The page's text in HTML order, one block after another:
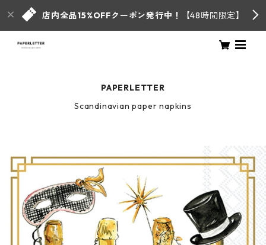
店内全品15%OFFクーポン発行中！ 【48時間限定】
PAPERLETTER
Scandinavian paper napkins